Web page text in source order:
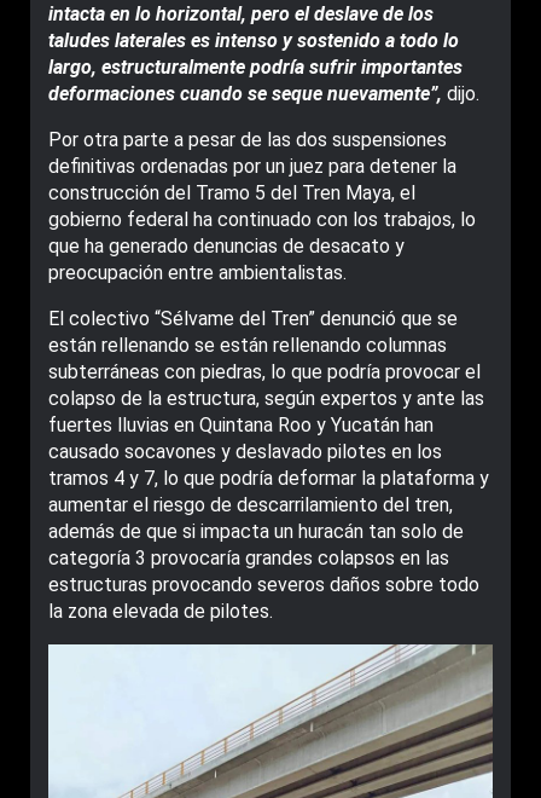
intacta en lo horizontal, pero el deslave de los
taludes laterales es intenso y sostenido a todo lo
largo, estructuralmente podría sufrir importantes
deformaciones cuando se seque nuevamente”, dijo.
Por otra parte a pesar de las dos suspensiones
definitivas ordenadas por un juez para detener la
construcción del Tramo 5 del Tren Maya, el
gobierno federal ha continuado con los trabajos, lo
que ha generado denuncias de desacato y
preocupación entre ambientalistas.
El colectivo “Sélvame del Tren” denunció que se
están rellenando se están rellenando columnas
subterráneas con piedras, lo que podría provocar el
colapso de la estructura, según expertos y ante las
fuertes lluvias en Quintana Roo y Yucatán han
causado socavones y deslavado pilotes en los
tramos 4 y 7, lo que podría deformar la plataforma y
aumentar el riesgo de descarrilamiento del tren,
además de que si impacta un huracán tan solo de
categoría 3 provocaría grandes colapsos en las
estructuras provocando severos daños sobre todo
la zona elevada de pilotes.